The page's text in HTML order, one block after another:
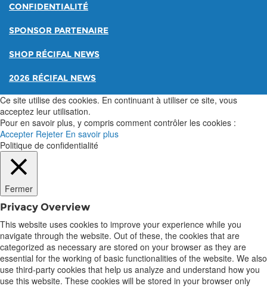
CONFIDENTIALITÉ
SPONSOR PARTENAIRE
SHOP RÉCIFAL NEWS
2026 RÉCIFAL NEWS
Ce site utilise des cookies. En continuant à utiliser ce site, vous
acceptez leur utilisation.
Pour en savoir plus, y compris comment contrôler les cookies :
Accepter Rejeter En savoir plus
Politique de confidentialité
Fermer
Privacy Overview
This website uses cookies to improve your experience while you
navigate through the website. Out of these, the cookies that are
categorized as necessary are stored on your browser as they are
essential for the working of basic functionalities of the website. We also
use third-party cookies that help us analyze and understand how you
use this website. These cookies will be stored in your browser only